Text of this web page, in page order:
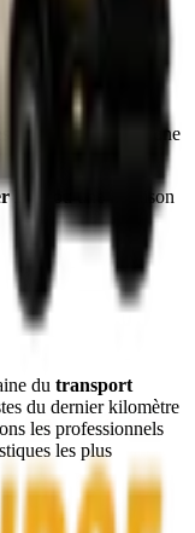
critique, les
priorité est la
délais, optez pour une
IDF
ou une livraison
du transport
du dernier kilomètre
les professionnels
les plus